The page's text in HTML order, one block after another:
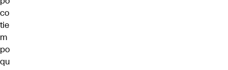
co
tie
m
po
qu